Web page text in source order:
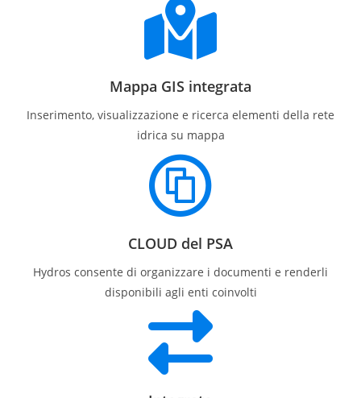
Mappa GIS integrata
Inserimento, visualizzazione e ricerca elementi della rete
idrica su mappa
CLOUD del PSA
Hydros consente di organizzare i documenti e renderli
disponibili agli enti coinvolti